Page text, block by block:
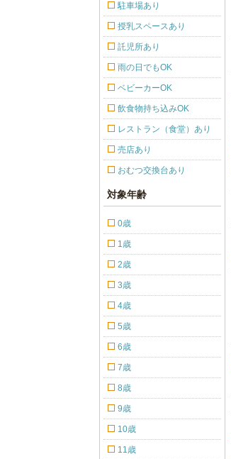
駐車場あり
授乳スペースあり
託児所あり
雨の日でもOK
ベビーカーOK
飲食物持ち込みOK
レストラン（食堂）あり
売店あり
おむつ交換台あり
対象年齢
0歳
1歳
2歳
3歳
4歳
5歳
6歳
7歳
8歳
9歳
10歳
11歳